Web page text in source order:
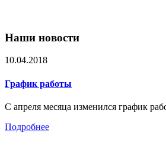
Наши новости
10.04.2018
График работы
С апреля месяца изменился график
Подробнее